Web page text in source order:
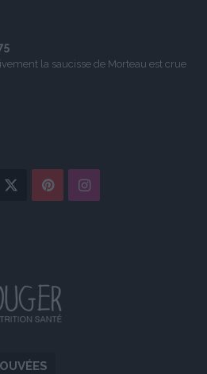
la saucisse de Morteau est crue
PinterestInstagram